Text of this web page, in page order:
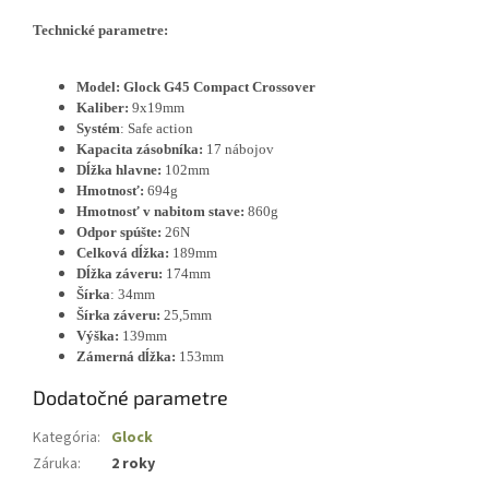
Technické parametre:
Model: Glock G45 Compact Crossover
Kaliber: 9x19mm
Systém: Safe action
Kapacita zásobníka: 17 nábojov
Dĺžka hlavne: 102mm
Hmotnosť: 694g
Hmotnosť v nabitom stave: 860g
Odpor spúšte: 26N
Celková dĺžka: 189mm
Dĺžka záveru: 174mm
Šírka: 34mm
Šírka záveru: 25,5mm
Výška: 139mm
Zámerná dĺžka: 153mm
Dodatočné parametre
Kategória: Glock
Záruka: 2 roky